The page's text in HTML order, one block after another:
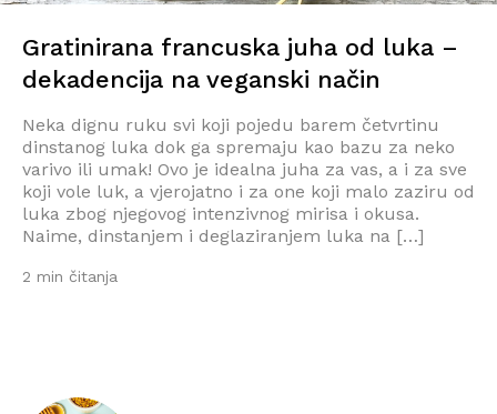
Gratinirana francuska juha od luka –
dekadencija na veganski način
Neka dignu ruku svi koji pojedu barem četvrtinu
dinstanog luka dok ga spremaju kao bazu za neko
varivo ili umak! Ovo je idealna juha za vas, a i za sve
koji vole luk, a vjerojatno i za one koji malo zaziru od
luka zbog njegovog intenzivnog mirisa i okusa.
Naime, dinstanjem i deglaziranjem luka na […]
2 min čitanja